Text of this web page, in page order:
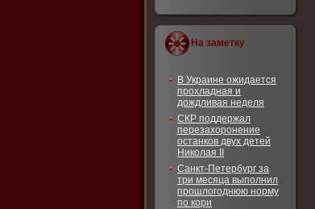
На заметку
В Украине ожидается
прохладная и
дождливая неделя
СКР поддержал
перезахоронение
останков двух детей
Николая II
Санкт-Петербург за
три месяца выполнил
прошлогоднюю норму
по кори